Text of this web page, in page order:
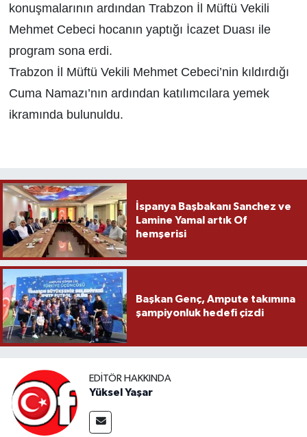
konuşmalarının ardından Trabzon İl Müftü Vekili
Mehmet Cebeci hocanın yaptığı İcazet Duası ile
program sona erdi.
Trabzon İl Müftü Vekili Mehmet Cebeci’nin kıldırdığı
Cuma Namazı’nın ardından katılımcılara yemek
ikramında bulunuldu.
İspanya Başbakanı Sanchez ve
Lamine Yamal artık Of
hemşerisi
Başkan Genç, Ampute takımına
şampiyonluk hedefi çizdi
EDITÖR HAKKINDA
Yüksel Yaşar